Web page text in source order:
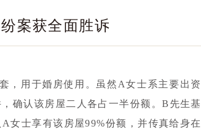
案获全面胜诉
，用于婚房使用。虽然A女士系主要出资
确认该房屋二人各占一半份额。B先生基
女士享有该房屋99%份额，并传真给身在